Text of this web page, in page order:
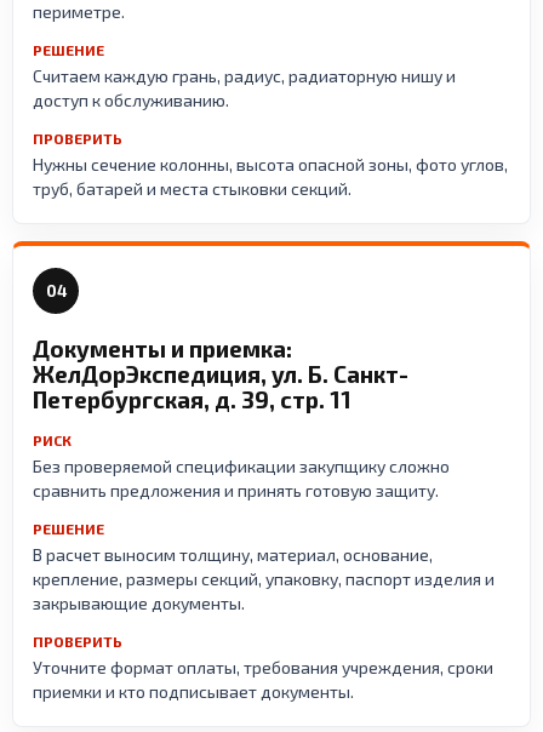
периметре.
РЕШЕНИЕ
Считаем каждую грань, радиус, радиаторную нишу и
доступ к обслуживанию.
ПРОВЕРИТЬ
Нужны сечение колонны, высота опасной зоны, фото углов,
труб, батарей и места стыковки секций.
04
Документы и приемка:
ЖелДорЭкспедиция, ул. Б. Санкт-
Петербургская, д. 39, стр. 11
РИСК
Без проверяемой спецификации закупщику сложно
сравнить предложения и принять готовую защиту.
РЕШЕНИЕ
В расчет выносим толщину, материал, основание,
крепление, размеры секций, упаковку, паспорт изделия и
закрывающие документы.
ПРОВЕРИТЬ
Уточните формат оплаты, требования учреждения, сроки
приемки и кто подписывает документы.